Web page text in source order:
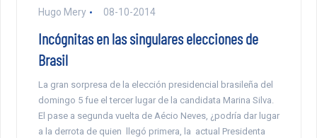
Hugo Mery 08-10-2014
Incógnitas en las singulares elecciones de
Brasil
La gran sorpresa de la elección presidencial brasileña del
domingo 5 fue el tercer lugar de la candidata Marina Silva.
El pase a segunda vuelta de Aécio Neves, ¿podría dar lugar
a la derrota de quien llegó primera, la actual Presidenta